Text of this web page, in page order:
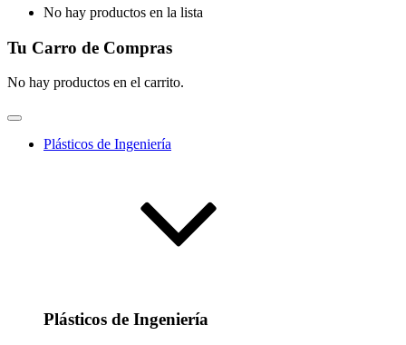
No hay productos en la lista
Tu Carro de Compras
No hay productos en el carrito.
Plásticos de Ingeniería
Plásticos de Ingeniería